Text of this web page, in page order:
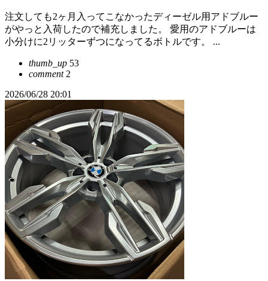
注文しても2ヶ月入ってこなかったディーゼル用アドブルー
がやっと入荷したので補充しました。 愛用のアドブルーは
小分けに2リッターずつになってるボトルです。 ...
thumb_up 53
comment2
2026/06/28 20:01